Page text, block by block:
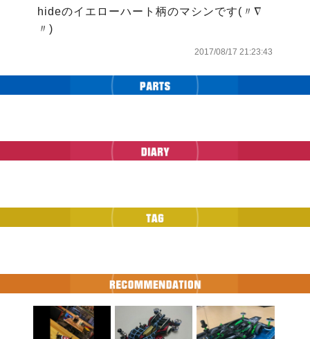
hideのイエローハート柄のマシンです(〃∇
〃)
2017/08/17 21:23:43